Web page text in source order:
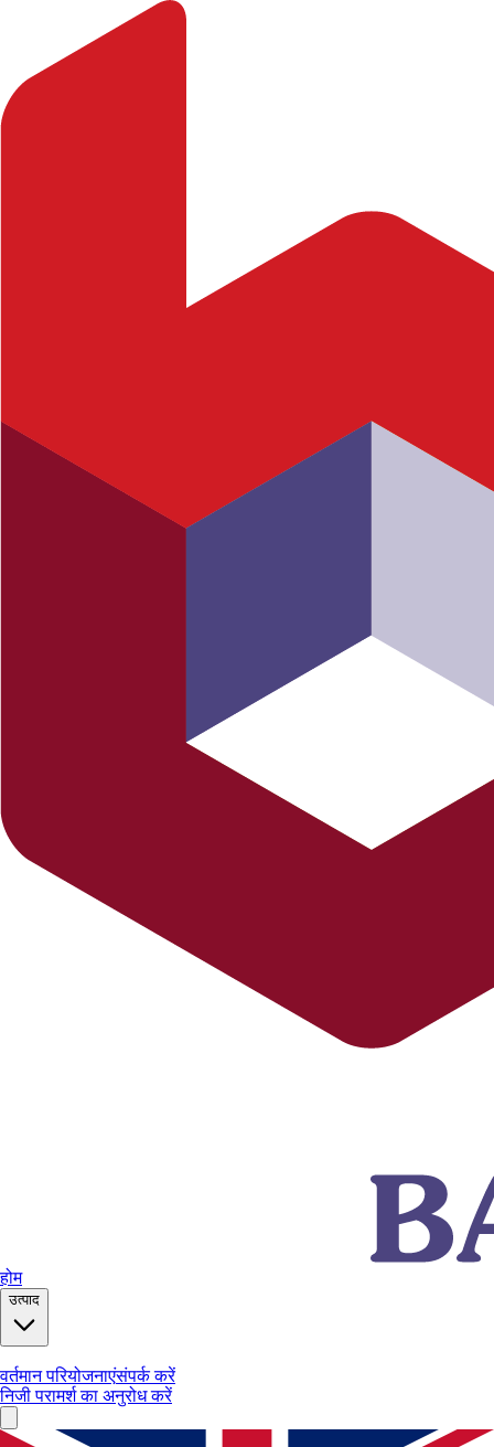
होम
उत्पाद
वर्तमान परियोजनाएंसंपर्क करें
निजी परामर्श का अनुरोध करें